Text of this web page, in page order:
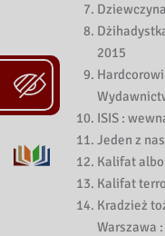
2015
ISIS :
Jeden z
Kalifat
Kalifat
Kradzież
Warszawa